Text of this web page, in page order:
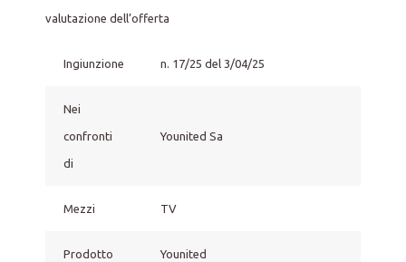
valutazione dell’offerta
Ingiunzione n. 17/25 del 3/04/25
Nei
confronti
di
Younited Sa
Mezzi TV
Prodotto Younited